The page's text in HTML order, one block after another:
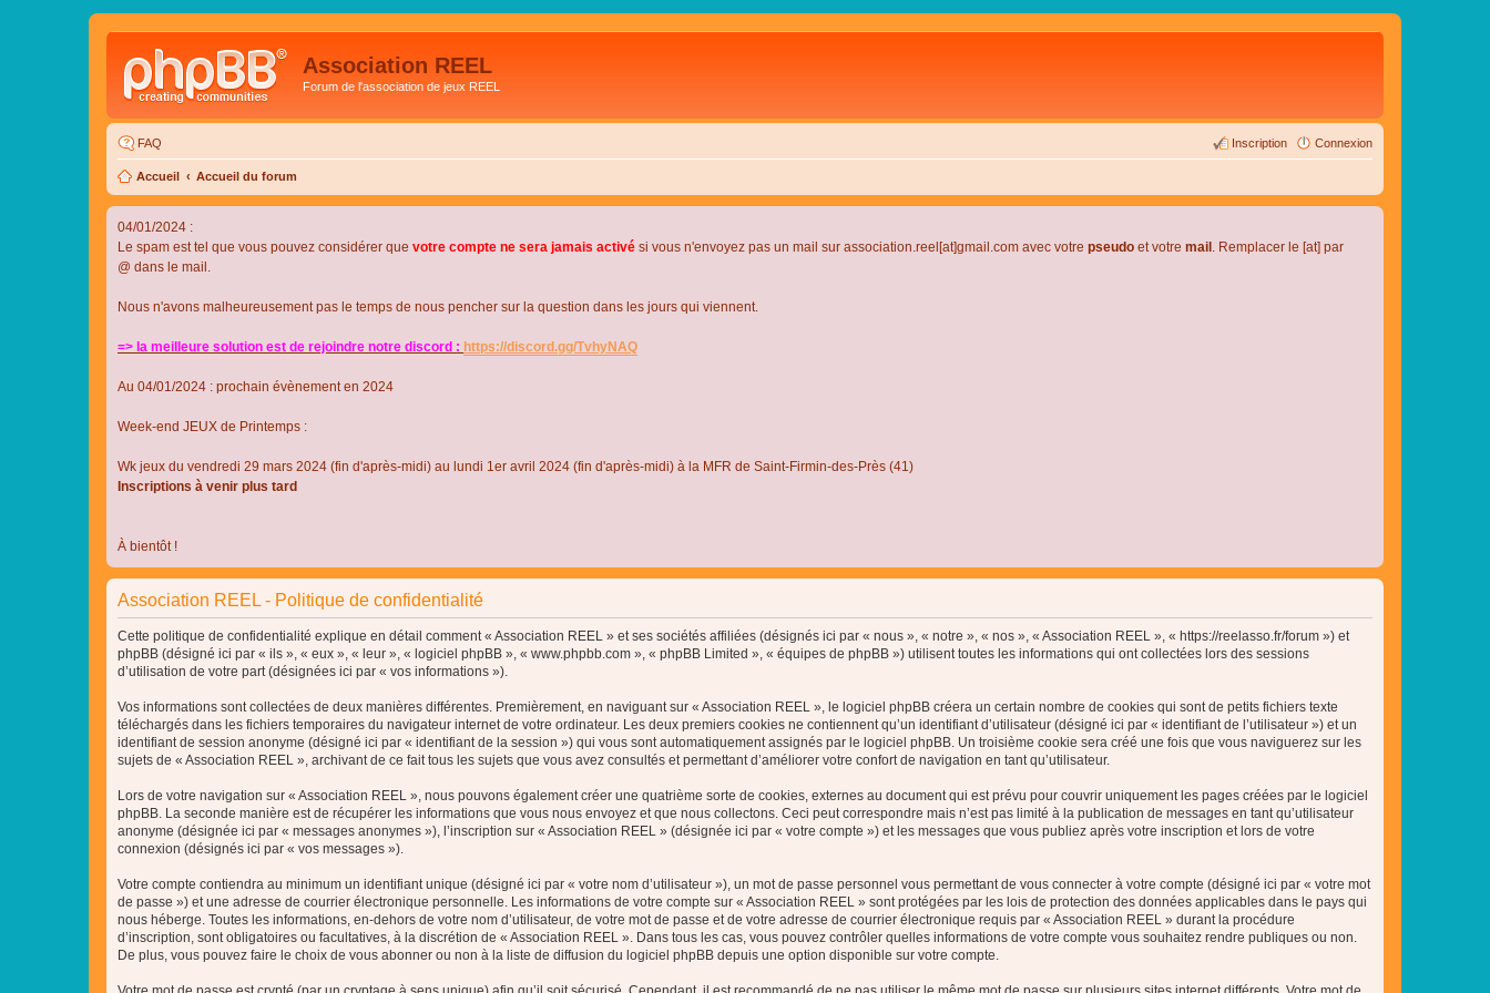
Association REEL
Forum de l'association de jeux REEL
FAQ Connexion
Inscription
Accueil Accueil du forum
04/01/2024 :
Le spam est tel que vous pouvez considérer que votre compte ne sera jamais activé si vous n'envoyez pas un mail sur association.reel[at]gmail.com avec votre pseudo et votre mail . Remplacer le [at] par
@ dans le mail.
Nous n'avons malheureusement pas le temps de nous pencher sur la question dans les jours qui viennent.
=> la meilleure solution est de rejoindre notre discord : https://discord.gg/TvhyNAQ
Au 04/01/2024 : prochain évènement en 2024
Week-end JEUX de Printemps :
Wk jeux du vendredi 29 mars 2024 (fin d'après-midi) au lundi 1er avril 2024 (fin d'après-midi) à la MFR de Saint-Firmin-des-Près (41)
Inscriptions à venir plus tard
À bientôt !
Association REEL - Politique de confidentialité
Cette politique de confidentialité explique en détail comment « Association REEL » et ses sociétés affiliées (désignés ici par « nous », « notre », « nos », « Association REEL », « https://reelasso.fr/forum ») et
phpBB (désigné ici par « ils », « eux », « leur », « logiciel phpBB », « www.phpbb.com », « phpBB Limited », « équipes de phpBB ») utilisent toutes les informations qui ont collectées lors des sessions
d’utilisation de votre part (désignées ici par « vos informations »).
Vos informations sont collectées de deux manières différentes. Premièrement, en naviguant sur « Association REEL », le logiciel phpBB créera un certain nombre de cookies qui sont de petits fichiers texte
téléchargés dans les fichiers temporaires du navigateur internet de votre ordinateur. Les deux premiers cookies ne contiennent qu’un identifiant d’utilisateur (désigné ici par « identifiant de l’utilisateur ») et un
identifiant de session anonyme (désigné ici par « identifiant de la session ») qui vous sont automatiquement assignés par le logiciel phpBB. Un troisième cookie sera créé une fois que vous naviguerez sur les
sujets de « Association REEL », archivant de ce fait tous les sujets que vous avez consultés et permettant d’améliorer votre confort de navigation en tant qu’utilisateur.
Lors de votre navigation sur « Association REEL », nous pouvons également créer une quatrième sorte de cookies, externes au document qui est prévu pour couvrir uniquement les pages créées par le logiciel
phpBB. La seconde manière est de récupérer les informations que vous nous envoyez et que nous collectons. Ceci peut correspondre mais n’est pas limité à la publication de messages en tant qu’utilisateur
anonyme (désignée ici par « messages anonymes »), l’inscription sur « Association REEL » (désignée ici par « votre compte ») et les messages que vous publiez après votre inscription et lors de votre
connexion (désignés ici par « vos messages »).
Votre compte contiendra au minimum un identifiant unique (désigné ici par « votre nom d’utilisateur »), un mot de passe personnel vous permettant de vous connecter à votre compte (désigné ici par « votre mot
de passe ») et une adresse de courrier électronique personnelle. Les informations de votre compte sur « Association REEL » sont protégées par les lois de protection des données applicables dans le pays qui
nous héberge. Toutes les informations, en-dehors de votre nom d’utilisateur, de votre mot de passe et de votre adresse de courrier électronique requis par « Association REEL » durant la procédure
d’inscription, sont obligatoires ou facultatives, à la discrétion de « Association REEL ». Dans tous les cas, vous pouvez contrôler quelles informations de votre compte vous souhaitez rendre publiques ou non.
De plus, vous pouvez faire le choix de vous abonner ou non à la liste de diffusion du logiciel phpBB depuis une option disponible sur votre compte.